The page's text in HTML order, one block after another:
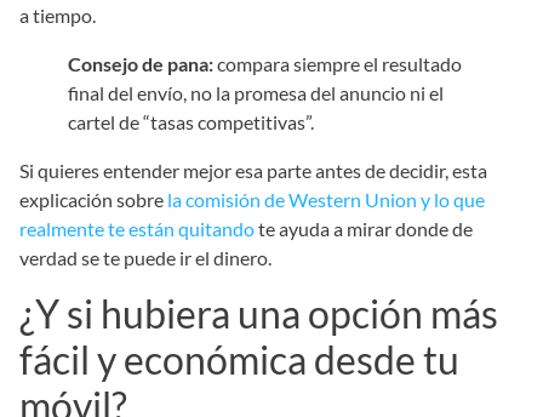
a tiempo.
Consejo de pana:compara siempre el resultado
final del envío, no la promesa del anuncio ni el
cartel de “tasas competitivas”.
Si quieres entender mejor esa parte antes de decidir, esta
explicación sobre la comisión de Western Union y lo que
realmente te están quitandote ayuda a mirar donde de
verdad se te puede ir el dinero.
¿Y si hubiera una opción más
fácil y económica desde tu
móvil?